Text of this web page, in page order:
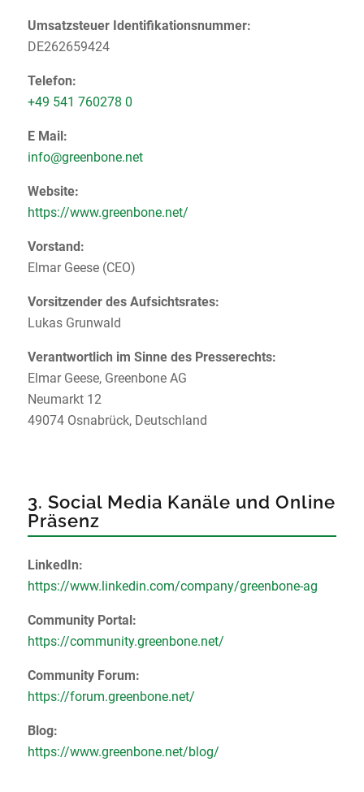
Umsatzsteuer Identifikationsnummer:
DE262659424
Telefon:
+49 541 760278 0
E Mail:
info@greenbone.net
Website:
https://www.greenbone.net/
Vorstand:
Elmar Geese (CEO)
Vorsitzender des Aufsichtsrates:
Lukas Grunwald
Verantwortlich im Sinne des Presserechts:
Elmar Geese, Greenbone AG
Neumarkt 12
49074 Osnabrück, Deutschland
3. Social Media Kanäle und Online
Präsenz
LinkedIn:
https://www.linkedin.com/company/greenbone-ag
Community Portal:
https://community.greenbone.net/
Community Forum:
https://forum.greenbone.net/
Blog:
https://www.greenbone.net/blog/